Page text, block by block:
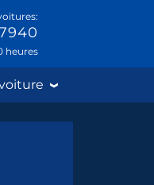
heures